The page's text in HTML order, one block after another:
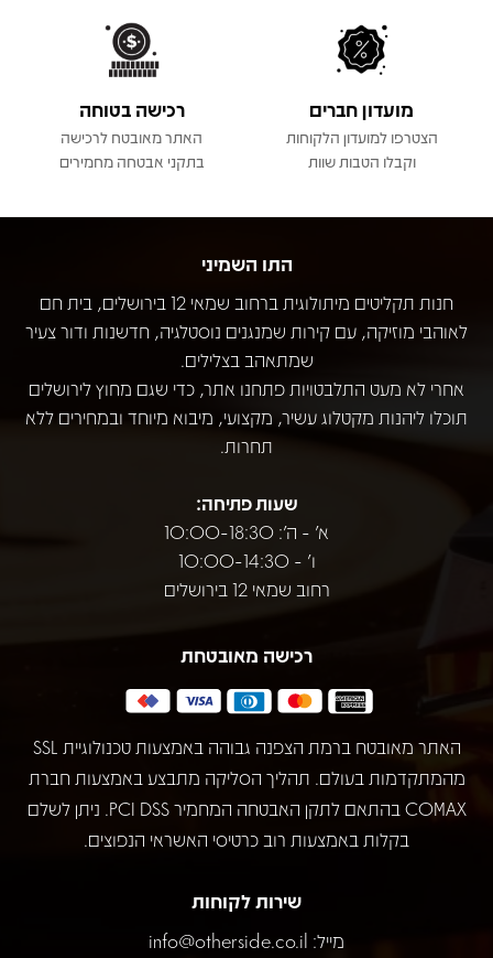
מועדון חברים
הצטרפו למועדון הלקוחות
וקבלו הטבות שוות
רכישה בטוחה
האתר מאובטח לרכישה
בתקני אבטחה מחמירים
התו השמיני
חנות תקליטים מיתולוגית ברחוב שמאי 12 בירושלים, בית חם
לאוהבי מוזיקה, עם קירות שמנגנים נוסטלגיה, חדשנות ודור צעיר
שמתאהב בצלילים.
אחרי לא מעט התלבטויות פתחנו אתר, כדי שגם מחוץ לירושלים
תוכלו ליהנות מקטלוג עשיר, מקצועי, מיבוא מיוחד ובמחירים ללא
תחרות.
שעות פתיחה:
א' - ה': 10:00-18:30
ו' - 10:00-14:30
רחוב שמאי 12 בירושלים
רכישה מאובטחת
האתר מאובטח ברמת הצפנה גבוהה באמצעות טכנולוגיית SSL
מהמתקדמות בעולם. תהליך הסליקה מתבצע באמצעות חברת
COMAX בהתאם לתקן האבטחה המחמיר PCI DSS. ניתן לשלם
בקלות באמצעות רוב כרטיסי האשראי הנפוצים.
שירות לקוחות
מייל: info@otherside.co.il